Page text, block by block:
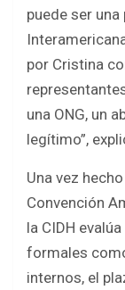
puede ser
por Cristina
una ONG, un
legítimo”,
Una vez
Convención
la CIDH
formales
internos, el